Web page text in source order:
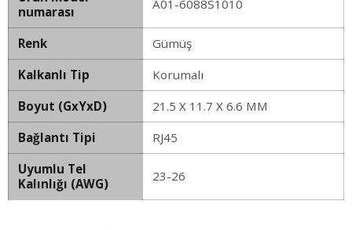
numarası
A01-6088S1010
Renk
Gümüş
Kalkanlı Tip
Korumalı
Boyut (GxYxD)
21.5 X 11.7 X 6.6 MM
Bağlantı Tipi
RJ45
Uyumlu Tel
Kalınlığı (AWG)
23-26